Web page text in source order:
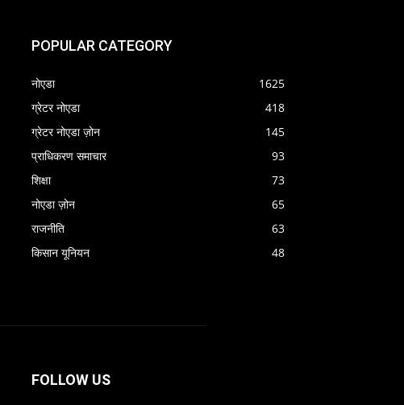
POPULAR CATEGORY
नोएडा
1625
ग्रेटर नोएडा
418
ग्रेटर नोएडा ज़ोन
145
प्राधिकरण समाचार
93
शिक्षा
73
नोएडा ज़ोन
65
राजनीति
63
किसान यूनियन
48
FOLLOW US